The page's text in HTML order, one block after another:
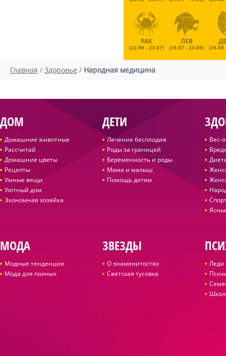
РАК
(22.06 - 23.07)
ЛЕВ
(24.07 - 23.08) (24.08
Главная / Здоровье / Народная медицина
ДОМ
Домашние животные
Рассчитай
Домашние цветы
Рецепты
Умные вещи
Уютный дом
Экономная хозяйка
ДЕТИ
Лечение бесплодия
Роды за границей
Беременность и роды
Мама и малыш
Помощь детям
Вес-
МОДА
Модные тенденции
Мода для полных
ЗВЕЗДЫ
О знаменитостях
Светская тусовка
Леди